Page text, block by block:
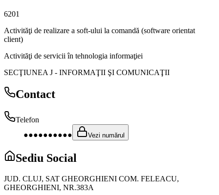
6201
Activităţi de realizare a soft-ului la comandă (software orientat
client)
Activităţi de servicii în tehnologia informaţiei
SECŢIUNEA J - INFORMAŢII ŞI COMUNICAŢII
Contact
Telefon
●●●●●●●●●●
Vezi numărul
Sediu Social
JUD. CLUJ, SAT GHEORGHIENI COM. FELEACU,
GHEORGHIENI, NR.383A